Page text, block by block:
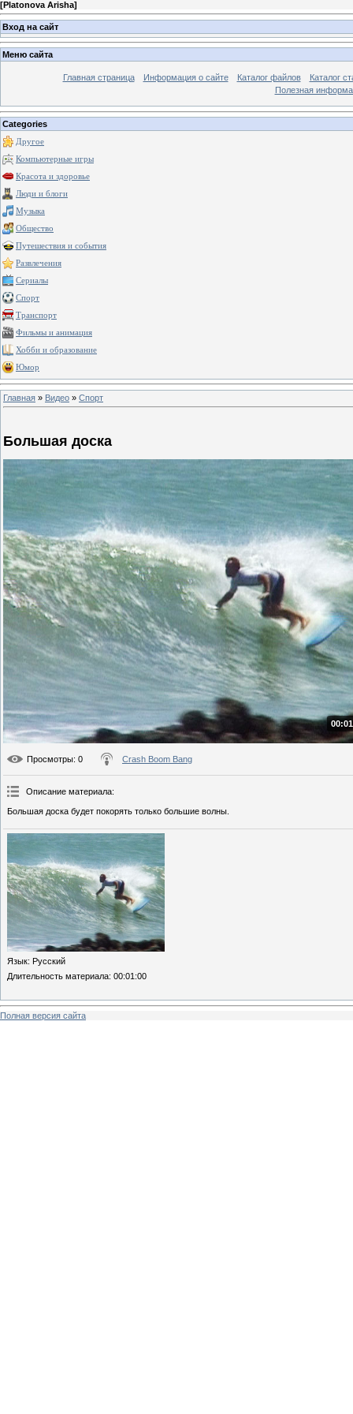
[Platonova Arisha]
Вход на сайт
Меню сайта
Главная страница Информация о сайте Каталог файлов
Каталог
Полезная
Categories
Другое
Компьютерные игры
Красота и здоровье
Люди и блоги
Музыка
Общество
Путешествия и события
Развлечения
Сериалы
Спорт
Транспорт
Фильмы и анимация
Хобби и образование
Юмор
Главная » Видео » Спорт
Большая доска
Просмотры: 0 Crash Boom Bang
Описание материала:
Большая доска будет покорять только большие волны.
Язык: Русский
Длительность материала: 00:01:00
Полная версия сайта